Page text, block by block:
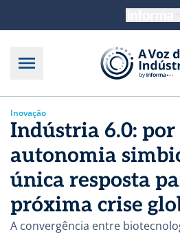
Inovação
Indústria 6.0: por
autonomia
única resposta
próxima crise
A convergência entre